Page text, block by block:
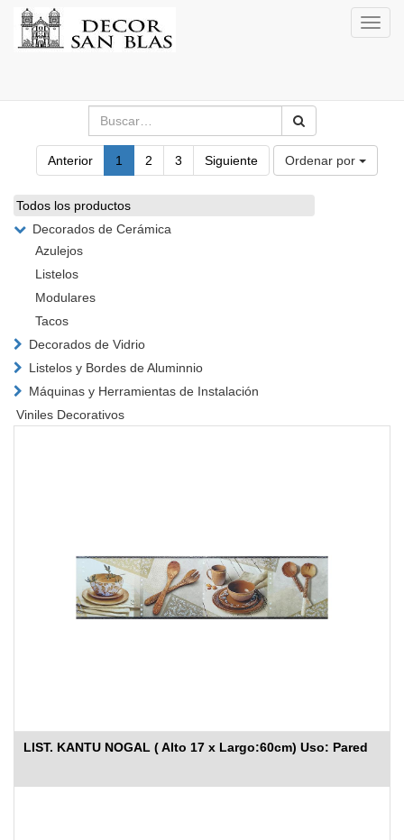
Anterior 1 2 3 Siguiente Ordenar por
Todos los productos
Decorados de Cerámica
Azulejos
Listelos
Modulares
Tacos
Decorados de Vidrio
Listelos y Bordes de Aluminnio
Máquinas y Herramientas de Instalación
Viniles Decorativos
LIST. KANTU NOGAL ( Alto 17 x Largo:60cm) Uso: Pared